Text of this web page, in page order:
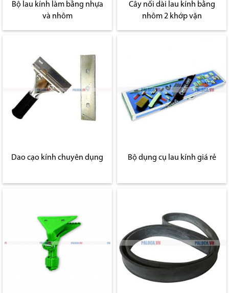
Bộ lau kính làm bằng nhựa
và nhôm
Cây nối dài lau kính bằng
nhôm 2 khớp vặn
Dao cạo kính chuyên dụng Bộ dụng cụ lau kính giá rẻ